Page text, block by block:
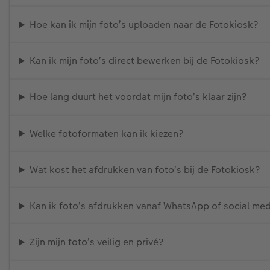
Hoe kan ik mijn foto’s uploaden naar de Fotokiosk?
Kan ik mijn foto’s direct bewerken bij de Fotokiosk?
Hoe lang duurt het voordat mijn foto’s klaar zijn?
Welke fotoformaten kan ik kiezen?
Wat kost het afdrukken van foto’s bij de Fotokiosk?
Kan ik foto’s afdrukken vanaf WhatsApp of social
Zijn mijn foto’s veilig en privé?